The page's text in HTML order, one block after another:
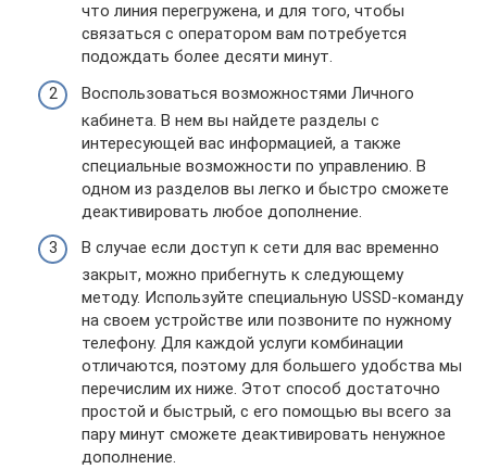
что линия перегружена, и для того, чтобы
связаться с оператором вам потребуется
подождать более десяти минут.
Воспользоваться возможностями Личного
кабинета. В нем вы найдете разделы с
интересующей вас информацией, а также
специальные возможности по управлению. В
одном из разделов вы легко и быстро сможете
деактивировать любое дополнение.
В случае если доступ к сети для вас временно
закрыт, можно прибегнуть к следующему
методу. Используйте специальную USSD-команду
на своем устройстве или позвоните по нужному
телефону. Для каждой услуги комбинации
отличаются, поэтому для большего удобства мы
перечислим их ниже. Этот способ достаточно
простой и быстрый, с его помощью вы всего за
пару минут сможете деактивировать ненужное
дополнение.